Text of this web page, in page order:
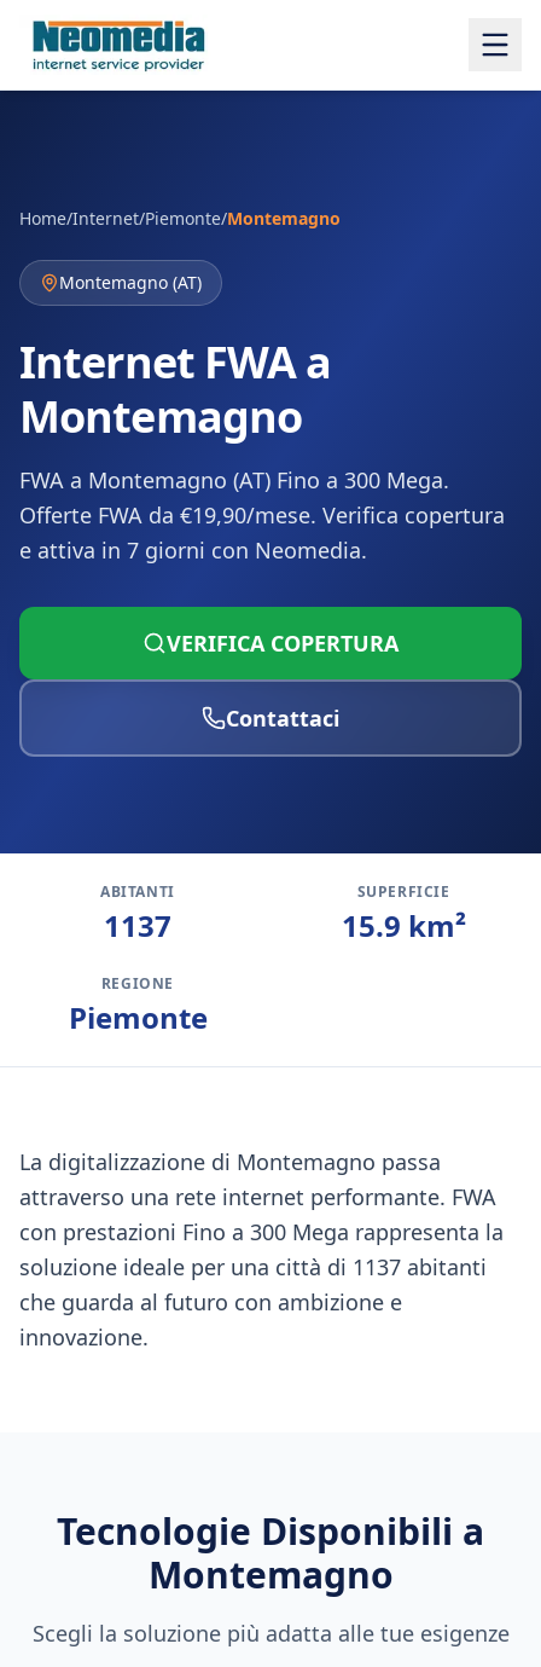
Home/Internet/Piemonte/Montemagno
Montemagno (AT)
Internet FWA a
Montemagno
FWA a Montemagno (AT) Fino a 300 Mega.
Offerte FWA da €19,90/mese. Verifica copertura
e attiva in 7 giorni con Neomedia.
VERIFICA COPERTURA
Contattaci
ABITANTI
1137
SUPERFICIE
15.9 km²
REGIONE
Piemonte
La digitalizzazione di Montemagno passa
attraverso una rete internet performante. FWA
con prestazioni Fino a 300 Mega rappresenta la
soluzione ideale per una città di 1137 abitanti
che guarda al futuro con ambizione e
innovazione.
Tecnologie Disponibili a
Montemagno
Scegli la soluzione più adatta alle tue esigenze